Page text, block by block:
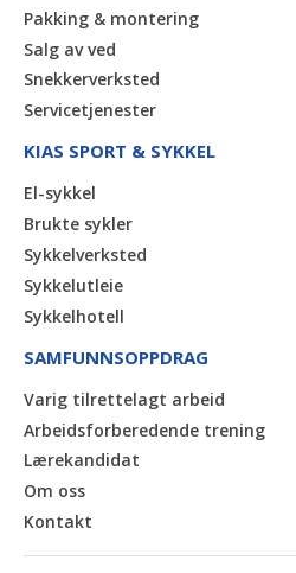
Pakking & montering
Salg av ved
Snekkerverksted
Servicetjenester
KIAS SPORT & SYKKEL
El-sykkel
Brukte sykler
Sykkelverksted
Sykkelutleie
Sykkelhotell
SAMFUNNSOPPDRAG
Varig tilrettelagt arbeid
Arbeidsforberedende trening
Lærekandidat
Om oss
Kontakt